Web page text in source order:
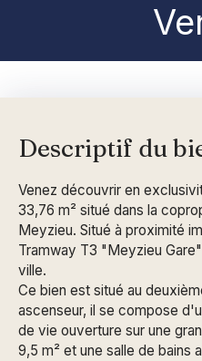
Descriptif du
Venez découvrir en
33,76 m² situé dans la
Meyzieu. Situé à proximité
Tramway T3 "Meyzieu
ville.
Ce bien est situé au
ascenseur, il se compose
de vie ouverture sur une
9,5 m² et une salle de bains